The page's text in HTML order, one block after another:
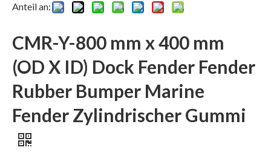
Anteil an:
CMR-Y-800 mm x 400 mm
(OD X ID) Dock Fender Fender
Rubber Bumper Marine
Fender Zylindrischer Gummi